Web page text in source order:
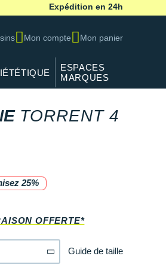
Expédition en 24h
Mon compte Mon panier
ESPACES
MARQUES
TORRENT 4
25%
OFFERTE*
Guide de taille